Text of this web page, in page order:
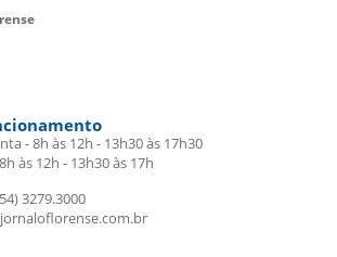
- 8h às 12h - 13h30 às 17h30
às 12h - 13h30 às 17h
3279.3000